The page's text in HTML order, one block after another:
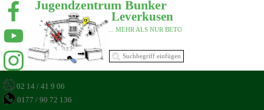
Jugendzentrum Bunker
... MEHR ALS NUR BETON
02 14 / 41 9 06
0177 / 90 72 136
Leverkusen